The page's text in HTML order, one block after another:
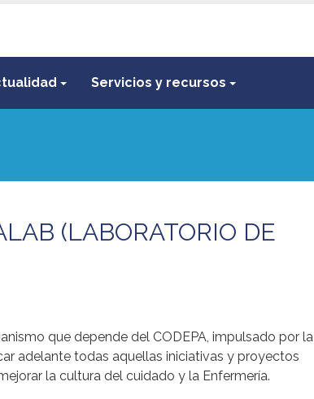
Servicios y recursos
(LABORATORIO DE
que depende del CODEPA, impulsado por la
adelante todas aquellas iniciativas y proyectos
la cultura del cuidado y la Enfermería.